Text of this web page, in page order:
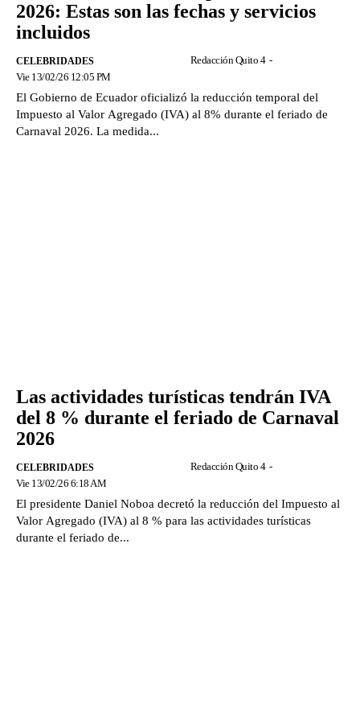
2026: Estas son las fechas y servicios
incluidos
CELEBRIDADES Redacción Quito 4 -
Vie 13/02/26 12:05 PM
El Gobierno de Ecuador oficializó la reducción temporal del
Impuesto al Valor Agregado (IVA) al 8% durante el feriado de
Carnaval 2026. La medida...
Las actividades turísticas tendrán IVA
del 8 % durante el feriado de Carnaval
2026
CELEBRIDADES Redacción Quito 4 -
Vie 13/02/26 6:18 AM
El presidente Daniel Noboa decretó la reducción del Impuesto al
Valor Agregado (IVA) al 8 % para las actividades turísticas
durante el feriado de...